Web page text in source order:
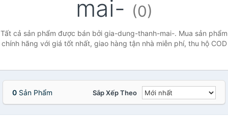
mai- (0)
Tất cả sản phẩm được bán bởi gia-dung-thanh-mai-. Mua sản phẩm
chính hãng với giá tốt nhất, giao hàng tận nhà miễn phí, thu hộ COD
0 Sản Phẩm Sắp Xếp Theo